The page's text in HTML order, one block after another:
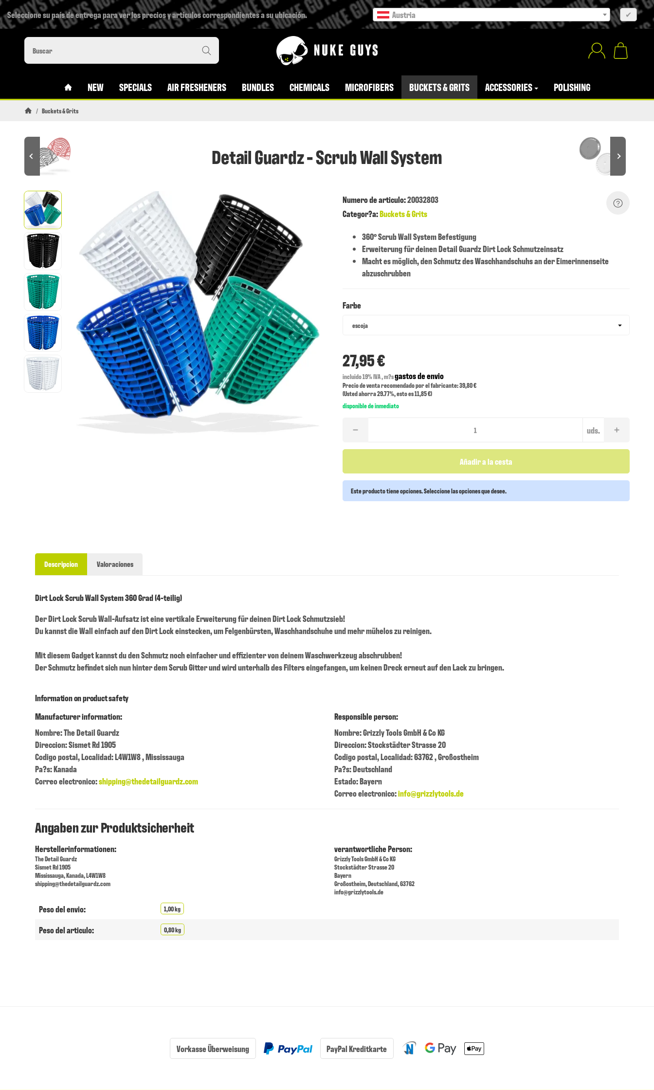
Seleccione su país de entrega para ver los precios y artículos correspondientes a su ubicación. Austria ✔
#CUSTOM.LINKHOME#
NEW SPECIALS AIR FRESHENERS BUNDLES CHEMICALS MICROFIBERS BUCKETS & GRITS ACCESSORIES POLISHING
/ Buckets & Grits
Detail Guardz - Scrub Wall System
Numero de articulo:20032803
Categor?a:Buckets & Grits
360° Scrub Wall System Befestigung
Erweiterung für deinen Detail Guardz Dirt Lock Schmutzeinsatz
Macht es möglich, den Schmutz des Waschhandschuhs an der Eimerinnenseite
abzuschrubben
Farbe
escoja
27,95 €
incluido 19% IVA , m?sgastos de envio
Precio de venta recomendado por el fabricante: 39,80 €
(Usted ahorra29.77%, esto es11,85 €)
disponible de inmediato
uds.
Añadir a la cesta
Este producto tiene opciones. Seleccione las opciones que desee.
Descripcion Valoraciones
Dirt Lock Scrub Wall System 360 Grad (4-teilig)
Der Dirt Lock Scrub Wall-Aufsatz ist eine vertikale Erweiterung für deinen Dirt Lock Schmutzsieb!
Du kannst die Wall einfach auf den Dirt Lock einstecken, um Felgenbürsten, Waschhandschuhe und mehr mühelos zu reinigen.
Mit diesem Gadget kannst du den Schmutz noch einfacher und effizienter von deinem Waschwerkzeug abschrubben!
Der Schmutz befindet sich nun hinter dem Scrub Gitter und wird unterhalb des Filters eingefangen, um keinen Dreck erneut auf den Lack zu bringen.
Information on product safety
Manufacturer information:
Nombre: The Detail Guardz
Direccion: Sismet Rd 1905
Codigo postal, Localidad: L4W1W8 , Mississauga
Pa?s: Kanada
Correo electronico:shipping@thedetailguardz.com
Responsible person:
Nombre: Grizzly Tools GmbH & Co KG
Direccion: Stockstädter Strasse 20
Codigo postal, Localidad: 63762 , Großostheim
Pa?s: Deutschland
Estado: Bayern
Correo electronico:info@grizzlytools.de
Angaben zur Produktsicherheit
Herstellerinformationen:
The Detail Guardz
Sismet Rd 1905
Mississauga, Kanada, L4W1W8
shipping@thedetailguardz.com
verantwortliche Person:
Grizzly Tools GmbH & Co KG
Stockstädter Strasse 20
Bayern
Großostheim, Deutschland, 63762
info@grizzlytools.de
Peso del envio: 1,00 kg
Peso del articulo: 0,80 kg
Vorkasse Überweisung PayPal Kreditkarte